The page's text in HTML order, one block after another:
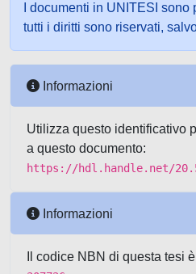
I documenti in UNITESI
tutti i diritti sono riservati,
Informazioni
Utilizza questo identificativo
a questo documento:
https://hdl.handle.net/
Informazioni
Il codice NBN di questa tesi è